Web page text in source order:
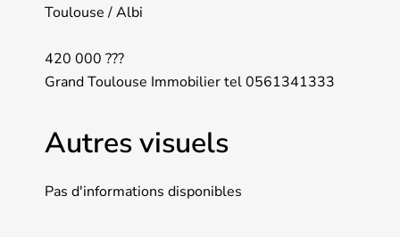
Toulouse / Albi
420 000 ???
Grand Toulouse Immobilier tel 0561341333
Autres visuels
Pas d'informations disponibles